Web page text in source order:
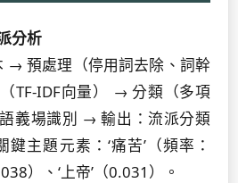
分析
→ 預處理（停用詞去除、詞幹
TF-IDF向量） → 分類（多項
義場識別 → 輸出：流派分類
主題元素：‘痛苦’（頻率：
）、‘上帝’（0.031）。